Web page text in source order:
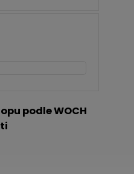
podle WOCH